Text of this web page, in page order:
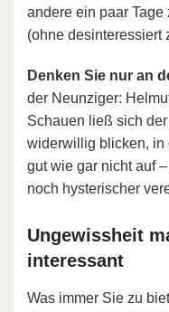
andere ein paar
(ohne desinteressiert
Denken Sie nur an
der Neunziger:
Schauen ließ sich
widerwillig blicken, in
gut wie gar nicht auf
noch hysterischer
Ungewissheit
interessant
Was immer Sie zu